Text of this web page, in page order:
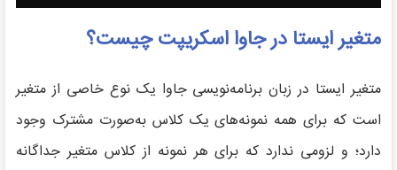
متغیر ایستا در جاوا اسکریپت چیست؟
متغیر ایستا در زبان برنامه‌نویسی جاوا یک نوع خاصی از متغیر
است که برای همه نمونه‌های یک کلاس به‌صورت مشترک وجود
دارد؛ و لزومی ندارد که برای هر نمونه از کلاس متغیر جداگانه